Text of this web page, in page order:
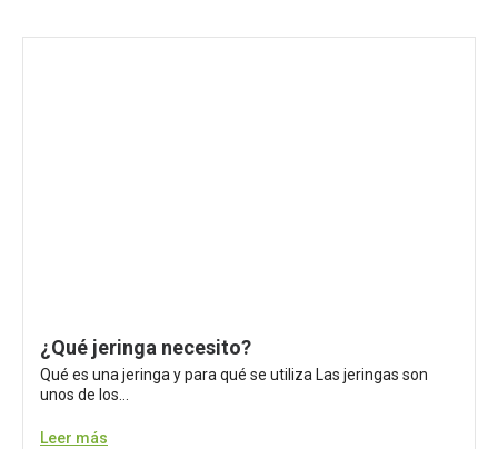
¿Qué jeringa necesito?
Qué es una jeringa y para qué se utiliza Las jeringas son
unos de los...
Leer más